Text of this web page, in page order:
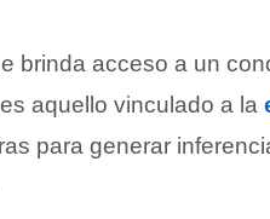
brinda acceso a un
aquello vinculado a la
para generar